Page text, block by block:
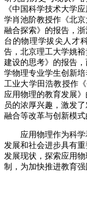
《中国科学技术大学
学肖池阶教授作《北
融合探索》的报告，
台的物理学拔尖人才
告，北京理工大学姚
建设的思考》的报告
学物理专业学生创新
工业大学田浩教授作
应用物理的教育发展》
员的浓厚兴趣，激发
融合等改革与创新模式
应用物理作为科
发展和社会进步具有
发展现状，探索应用
制，为加快推进教育强